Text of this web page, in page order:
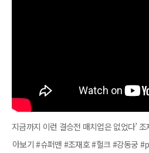
지금까지 이런 결승전 매치업은 없었다’
아보기 #슈퍼맨 #조재호 #헐크 #강동궁